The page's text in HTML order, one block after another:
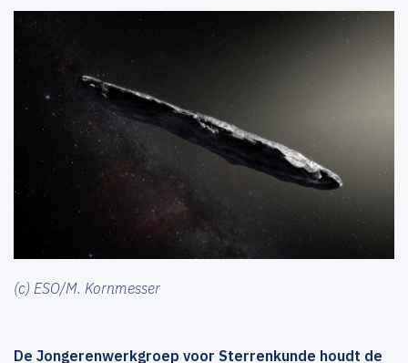
(c) ESO/M. Kornmesser
De Jongerenwerkgroep voor Sterrenkunde houdt de